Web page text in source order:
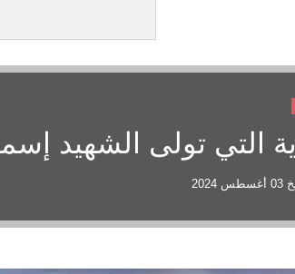
التي تولى الشهيد
03 أغسطس 2024